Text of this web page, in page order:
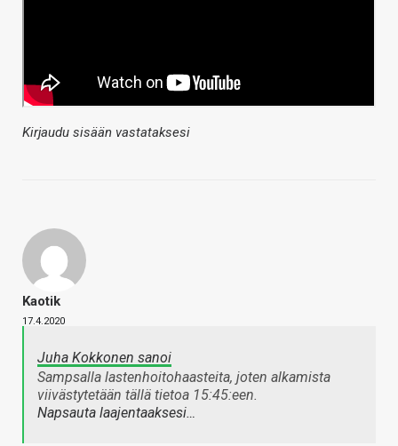
Kirjaudu sisään vastataksesi
Kaotik
17.4.2020
Juha Kokkonen sanoi
Sampsalla lastenhoitohaasteita, joten alkamista
viivästytetään tällä tietoa 15:45:een.
Napsauta laajentaaksesi…